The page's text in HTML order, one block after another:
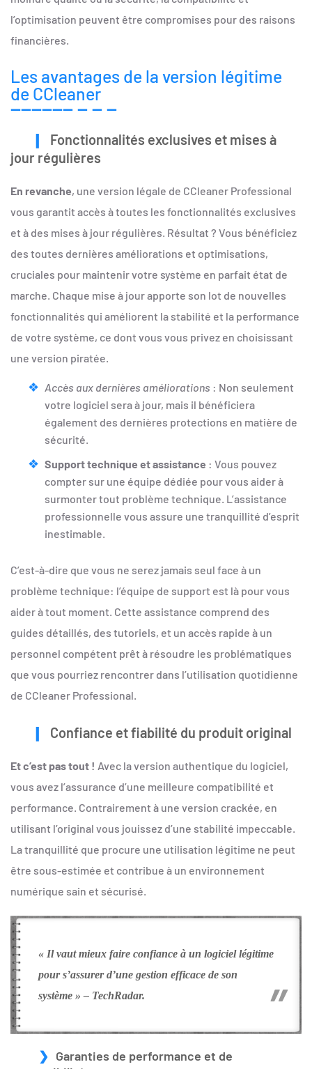
l’optimisation peuvent être compromises pour des raisons
financières.
Les avantages de la version légitime
de CCleaner
Fonctionnalités exclusives et mises à
jour régulières
En revanche, une version légale de CCleaner Professional
vous garantit accès à toutes les fonctionnalités exclusives
et à des mises à jour régulières. Résultat ? Vous bénéficiez
des toutes dernières améliorations et optimisations,
cruciales pour maintenir votre système en parfait état de
marche. Chaque mise à jour apporte son lot de nouvelles
fonctionnalités qui améliorent la stabilité et la performance
de votre système, ce dont vous vous privez en choisissant
une version piratée.
Accès aux dernières améliorations : Non seulement
votre logiciel sera à jour, mais il bénéficiera
également des dernières protections en matière de
sécurité.
Support technique et assistance : Vous pouvez
compter sur une équipe dédiée pour vous aider à
surmonter tout problème technique. L’assistance
professionnelle vous assure une tranquillité d’esprit
inestimable.
C’est-à-dire que vous ne serez jamais seul face à un
problème technique: l’équipe de support est là pour vous
aider à tout moment. Cette assistance comprend des
guides détaillés, des tutoriels, et un accès rapide à un
personnel compétent prêt à résoudre les problématiques
que vous pourriez rencontrer dans l’utilisation quotidienne
de CCleaner Professional.
Confiance et fiabilité du produit original
Et c’est pas tout ! Avec la version authentique du logiciel,
vous avez l’assurance d’une meilleure compatibilité et
performance. Contrairement à une version crackée, en
utilisant l’original vous jouissez d’une stabilité impeccable.
La tranquillité que procure une utilisation légitime ne peut
être sous-estimée et contribue à un environnement
numérique sain et sécurisé.
« Il vaut mieux faire confiance à un logiciel légitime
pour s’assurer d’une gestion efficace de son
système » – TechRadar.
Garanties de performance et de